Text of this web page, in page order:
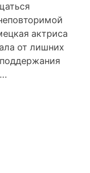
актриса
от лишних